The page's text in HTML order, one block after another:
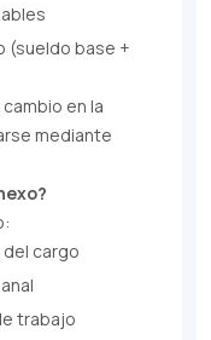
(sueldo base +
en la
mediante
cargo
trabajo